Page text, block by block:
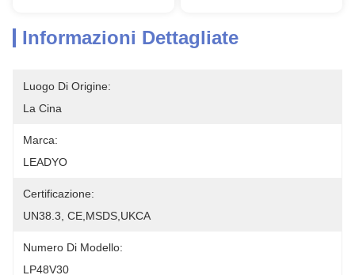
Informazioni Dettagliate
Luogo Di Origine:
La Cina
Marca:
LEADYO
Certificazione:
UN38.3, CE,MSDS,UKCA
Numero Di Modello:
LP48V30